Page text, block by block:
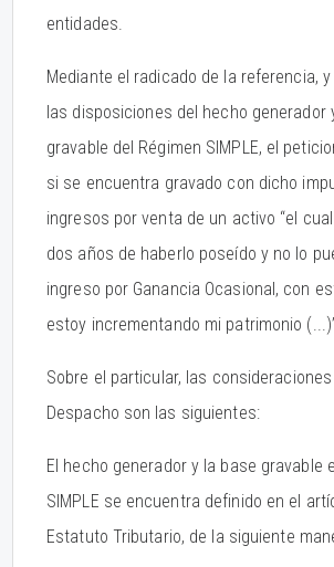
entidades.
Mediante el radicado de la referencia,
las disposiciones del hecho generador
gravable del Régimen SIMPLE, el
si se encuentra gravado con dicho
ingresos por venta de un activo “el
dos años de haberlo poseído y no lo
ingreso por Ganancia Ocasional, con
estoy incrementando mi patrimonio
Sobre el particular, las
Despacho son las siguientes:
El hecho generador y la base gravable
SIMPLE se encuentra definido en el
Estatuto Tributario, de la siguiente